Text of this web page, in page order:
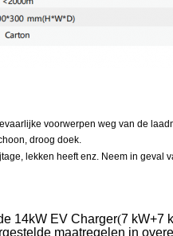
voorwerpen weg van de
droog doek.
lekken heeft enz. Neem in geval
14kW EV Charger(7 kW+7
maatregelen in